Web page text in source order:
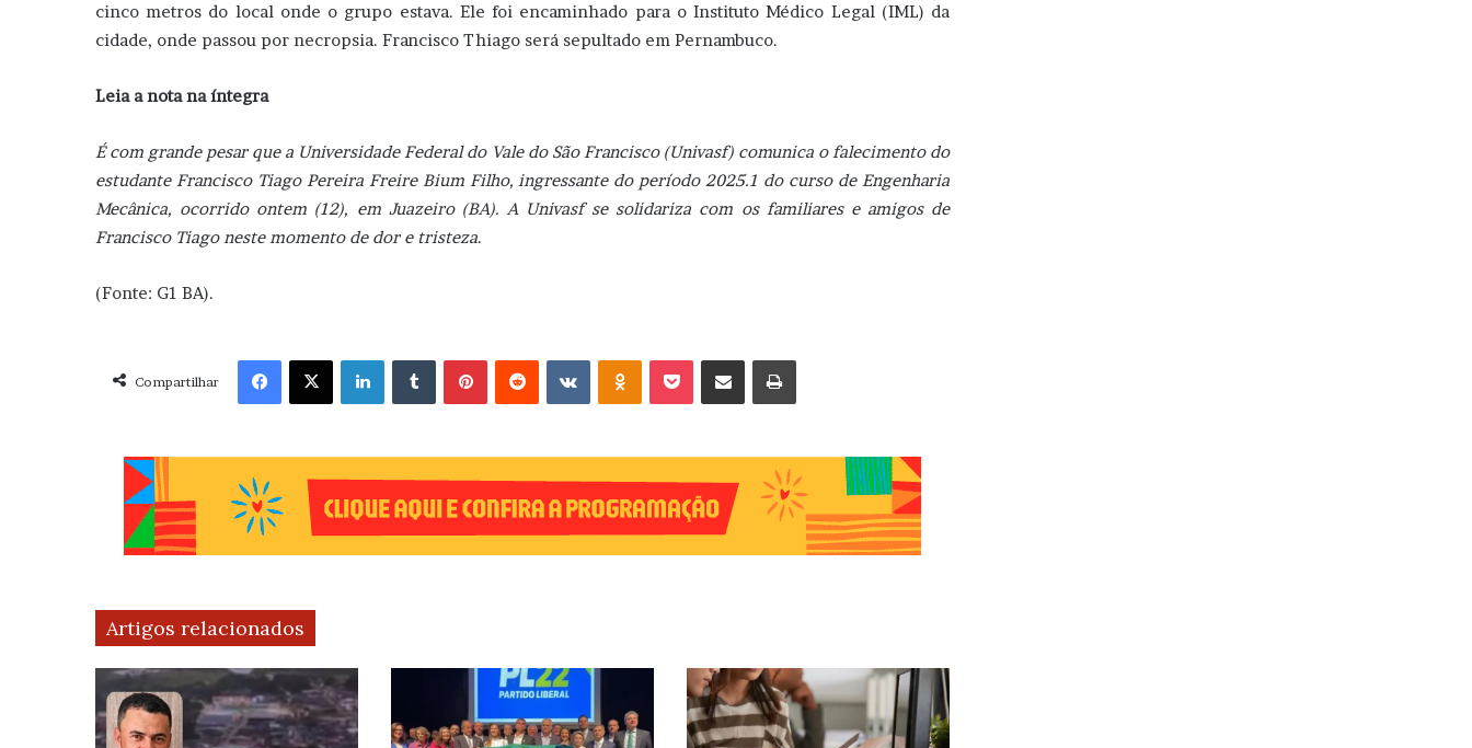
cinco metros do local onde o grupo estava. Ele foi encaminhado para o Instituto Médico Legal (IML) da
cidade, onde passou por necropsia. Francisco Thiago será sepultado em Pernambuco.
Leia a nota na íntegra
É com grande pesar que a Universidade Federal do Vale do São Francisco (Univasf) comunica o falecimento do
estudante Francisco Tiago Pereira Freire Bium Filho, ingressante do período 2025.1 do curso de Engenharia
Mecânica, ocorrido ontem (12), em Juazeiro (BA). A Univasf se solidariza com os familiares e amigos de
Francisco Tiago neste momento de dor e tristeza.
(Fonte: G1 BA).
Compartilhar
Facebook X Linkedin VK OK
Artigos relacionados